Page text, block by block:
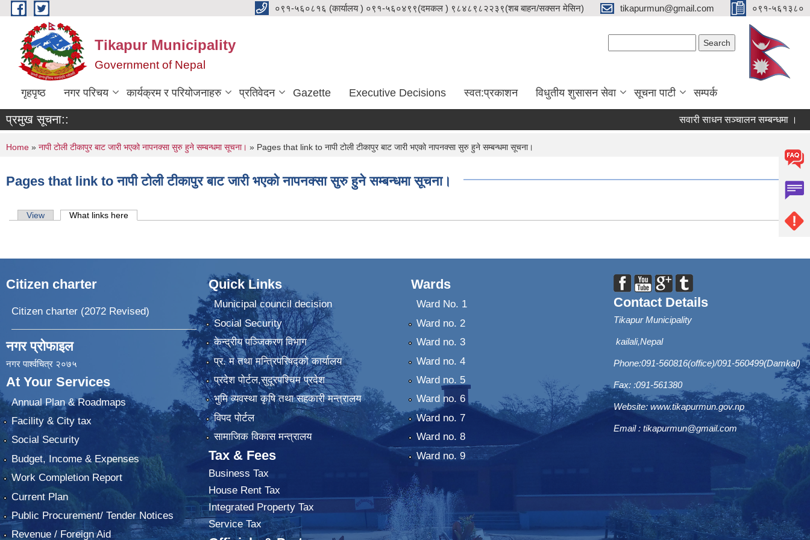
Skip to main content ०९१-५६०८१६ (कार्यालय ) ०९१-५६०४९९(दमकल ) ९८४८९८२२३९(शब बाहन/सक्सन मेसिन) tikapurmun@gmail.com ०९१-५६१३८०
Tikapur Municipality
Government of Nepal
गृहपृष्ठ नगर परिचय कार्यक्रम र परियोजनाहरु प्रतिवेदन Gazette Executive Decisions स्वत:प्रकाशन विधुतीय शुसासन सेवा सूचना पाटी सम्पर्क
प्रमुख सूचना:: सवारी साधन सञ्चालन सम्बन्धमा ।
You are here
Home » नापी टोली टीकापुर बाट जारी भएको नापनक्सा सुरु हुने सम्बन्धमा सूचना। » Pages that link to नापी टोली टीकापुर बाट जारी भएको नापनक्सा सुरु हुने सम्बन्धमा सूचना।
Pages that link to नापी टोली टीकापुर बाट जारी भएको नापनक्सा सुरु हुने सम्बन्धमा सूचना।
Primary tabs
View What links here
Citizen charter
Citizen charter (2072 Revised)
नगर प्रोफाइल
नगर पार्श्वचित्र २०७५
At Your Services
Annual Plan & Roadmaps
Facility & City tax
Social Security
Budget, Income & Expenses
Work Completion Report
Current Plan
Public Procurement/ Tender Notices
Revenue / Foreign Aid
Quick Links
Municipal council decision
Social Security
केन्द्रीय पञ्जिकरण विभाग
प्र. म तथा मन्त्रिपरिषद्को कार्यालय
प्रदेश पाेर्टल,सुदूरपश्चिम प्रदेश
भुमि व्यवस्था कृषि तथा सहकारी मन्त्रालय
विपद पोर्टल
सामाजिक विकास मन्त्रालय
Tax & Fees
Business Tax
House Rent Tax
Integrated Property Tax
Service Tax
Wards
Ward No. 1
Ward no. 2
Ward no. 3
Ward no. 4
Ward no. 5
Ward no. 6
Ward no. 7
Ward no. 8
Ward no. 9
Contact Details
Tikapur Municipality
kailali,Nepal
Phone:091-560816(office)/091-560499(Damkal)
Fax: :091-561380
Website: www.tikapurmun.gov.np
Email : tikapurmun@gmail.com